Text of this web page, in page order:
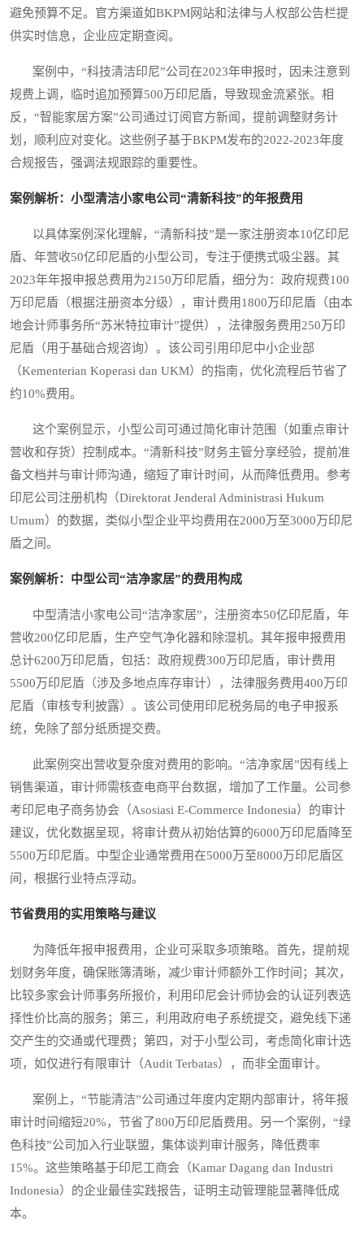
避免预算不足。官方渠道如BKPM网站和法律与人权部公告栏提
供实时信息，企业应定期查阅。
案例中，“科技清洁印尼”公司在2023年申报时，因未注意到
规费上调，临时追加预算500万印尼盾，导致现金流紧张。相
反，“智能家居方案”公司通过订阅官方新闻，提前调整财务计
划，顺利应对变化。这些例子基于BKPM发布的2022-2023年度
合规报告，强调法规跟踪的重要性。
案例解析：小型清洁小家电公司“清新科技”的年报费用
以具体案例深化理解，“清新科技”是一家注册资本10亿印尼
盾、年营收50亿印尼盾的小型公司，专注于便携式吸尘器。其
2023年年报申报总费用为2150万印尼盾，细分为：政府规费100
万印尼盾（根据注册资本分级），审计费用1800万印尼盾（由本
地会计师事务所“苏米特拉审计”提供），法律服务费用250万印
尼盾（用于基础合规咨询）。该公司引用印尼中小企业部
（Kementerian Koperasi dan UKM）的指南，优化流程后节省了
约10%费用。
这个案例显示，小型公司可通过简化审计范围（如重点审计
营收和存货）控制成本。“清新科技”财务主管分享经验，提前准
备文档并与审计师沟通，缩短了审计时间，从而降低费用。参考
印尼公司注册机构（Direktorat Jenderal Administrasi Hukum
Umum）的数据，类似小型企业平均费用在2000万至3000万印尼
盾之间。
案例解析：中型公司“洁净家居”的费用构成
中型清洁小家电公司“洁净家居”，注册资本50亿印尼盾，年
营收200亿印尼盾，生产空气净化器和除湿机。其年报申报费用
总计6200万印尼盾，包括：政府规费300万印尼盾，审计费用
5500万印尼盾（涉及多地点库存审计），法律服务费用400万印
尼盾（审核专利披露）。该公司使用印尼税务局的电子申报系
统，免除了部分纸质提交费。
此案例突出营收复杂度对费用的影响。“洁净家居”因有线上
销售渠道，审计师需核查电商平台数据，增加了工作量。公司参
考印尼电子商务协会（Asosiasi E-Commerce Indonesia）的审计
建议，优化数据呈现，将审计费从初始估算的6000万印尼盾降至
5500万印尼盾。中型企业通常费用在5000万至8000万印尼盾区
间，根据行业特点浮动。
节省费用的实用策略与建议
为降低年报申报费用，企业可采取多项策略。首先，提前规
划财务年度，确保账簿清晰，减少审计师额外工作时间；其次，
比较多家会计师事务所报价，利用印尼会计师协会的认证列表选
择性价比高的服务；第三，利用政府电子系统提交，避免线下递
交产生的交通或代理费；第四，对于小型公司，考虑简化审计选
项，如仅进行有限审计（Audit Terbatas），而非全面审计。
案例上，“节能清洁”公司通过年度内定期内部审计，将年报
审计时间缩短20%，节省了800万印尼盾费用。另一个案例，“绿
色科技”公司加入行业联盟，集体谈判审计服务，降低费率
15%。这些策略基于印尼工商会（Kamar Dagang dan Industri
Indonesia）的企业最佳实践报告，证明主动管理能显著降低成
本。